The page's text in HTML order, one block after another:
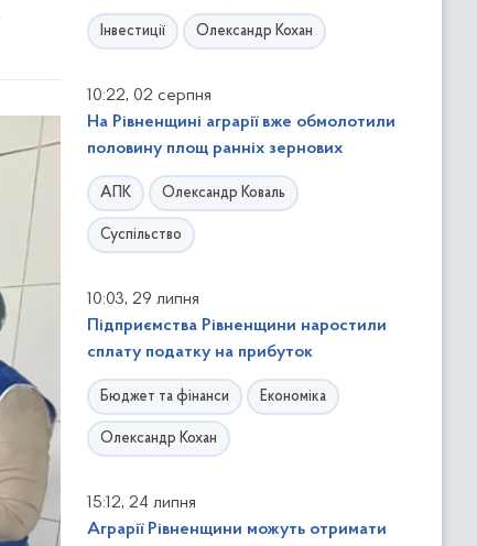
Інвестиції Олександр Кохан
10:22, 02 серпня
На Рівненщині аграрії вже обмолотили
половину площ ранніх зернових
АПК Олександр Коваль
Суспільство
10:03, 29 липня
Підприємства Рівненщини наростили
сплату податку на прибуток
Бюджет та фінанси Економіка
Олександр Кохан
15:12, 24 липня
Аграрії Рівненщини можуть отримати